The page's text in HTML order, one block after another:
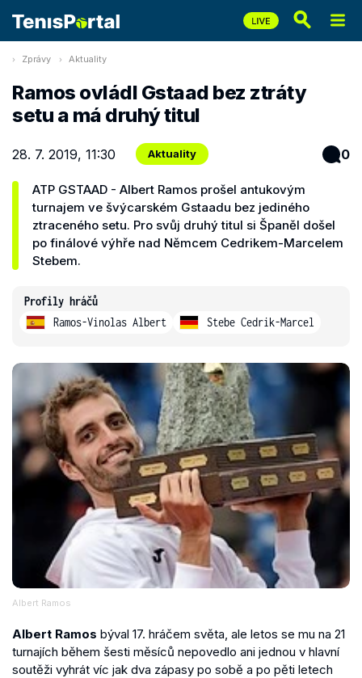
Zprávy Aktuality
Ramos ovládl Gstaad bez ztráty
setu a má druhý titul
28. 7. 2019, 11:30 Aktuality 0
ATP GSTAAD - Albert Ramos prošel antukovým
turnajem ve švýcarském Gstaadu bez jediného
ztraceného setu. Pro svůj druhý titul si Španěl došel
po finálové výhře nad Němcem Cedrikem-Marcelem
Stebem.
Profily hráčů
Ramos-Vinolas Albert
Stebe Cedrik-Marcel
Albert Ramos
Albert Ramos býval 17. hráčem světa, ale letos se mu na 21
turnajích během šesti měsíců nepovedlo ani jednou v hlavní
soutěži vyhrát víc jak dva zápasy po sobě a po pěti letech